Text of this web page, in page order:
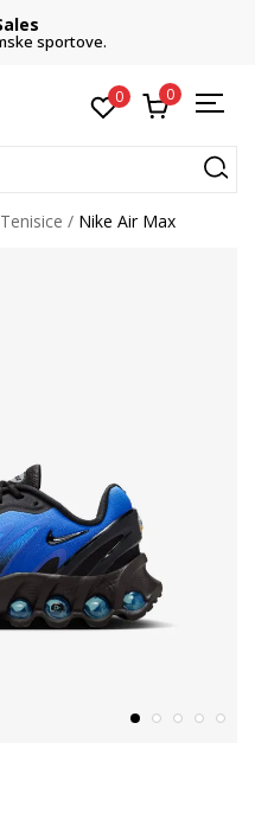
sportove.
0 0
Tenisice Nike Air Max